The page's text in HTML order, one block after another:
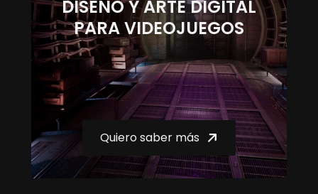
DISEÑO Y ARTE DIGITAL
PARA VIDEOJUEGOS
Quiero saber más